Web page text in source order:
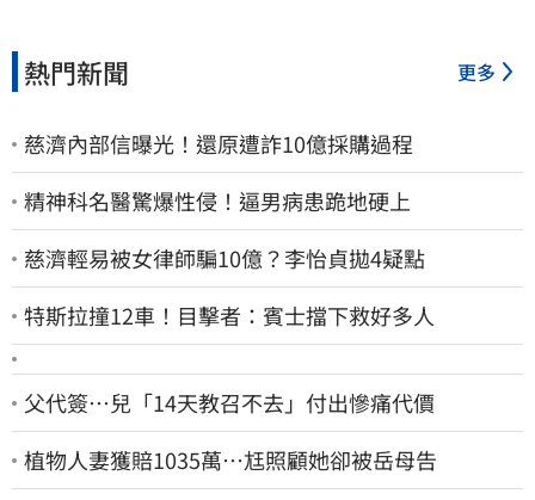
熱門新聞 更多
慈濟內部信曝光！還原遭詐10億採購過程
精神科名醫驚爆性侵！逼男病患跪地硬上
慈濟輕易被女律師騙10億？李怡貞拋4疑點
特斯拉撞12車！目擊者：賓士擋下救好多人
父代簽…兒「14天教召不去」付出慘痛代價
植物人妻獲賠1035萬…尪照顧她卻被岳母告